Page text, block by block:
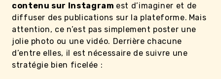
contenu sur Instagram est d’imaginer et de
diffuser des publications sur la plateforme. Mais
attention, ce n’est pas simplement poster une
jolie photo ou une vidéo. Derrière chacune
d’entre elles, il est nécessaire de suivre une
stratégie bien ficelée :